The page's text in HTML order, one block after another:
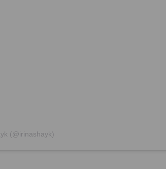
(@irinashayk)